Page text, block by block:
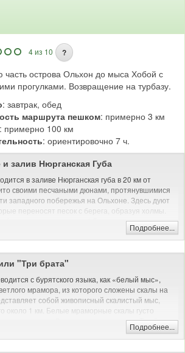
4 из 10 ?
часть острова Ольхон до мыса Хобой с
прогулками. Возвращение на турбазу.
: завтрак, обед
маршрута пешком: примерно 3 км
: примерно 100 км
: ориентировочно 7 ч.
залив Нюрганская Губа
в заливе Нюрганская губа в 20 км от
своими песчаными дюнами, протянувшимися
западного побережья на Ольхоне. Здесь дуют
переносят песок с берега, образуя холмы.
свою историю: раньше здесь была
только полуразрушенные дома и часть
можно посетить небольшой рыбацкий музей,
и приобрести сувениры. А также здесь
с природой, прогуляться вдоль побережья
месте, где обрываются пески, и начинается
ходульные деревья.
Подробнее...
"Три брата"
с бурятского языка, как «белый мыс»,
мрамора, из которого сложены скалы на
собой живописный скалистый мыс,
около 1 км. Белые мраморные скалы густо
цвета. Второе название мыса: Три брата,
на мысу. Существует легенда про 3
своего отца-шамана, за что были
Подробнее...